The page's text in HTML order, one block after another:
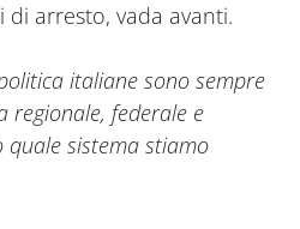
arresto, vada avanti.
italiane sono sempre
regionale, federale e
quale sistema stiamo